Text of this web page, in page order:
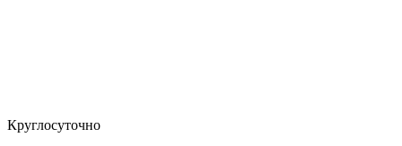
Круглосуточно